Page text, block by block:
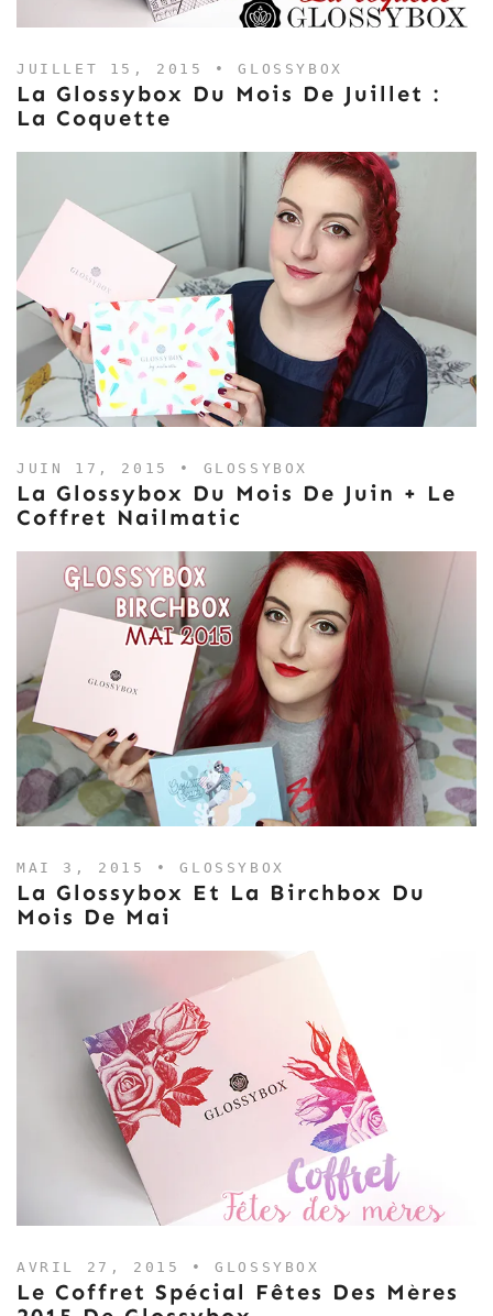
JUILLET 15, 2015 •GLOSSYBOX
La Glossybox Du Mois De Juillet :
La Coquette
JUIN 17, 2015 • GLOSSYBOX
La Glossybox Du Mois De Juin + Le
Coffret Nailmatic
MAI 3, 2015 •GLOSSYBOX
La Glossybox Et La Birchbox Du
Mois De Mai
AVRIL 27, 2015 •GLOSSYBOX
Le Coffret Spécial Fêtes Des Mères